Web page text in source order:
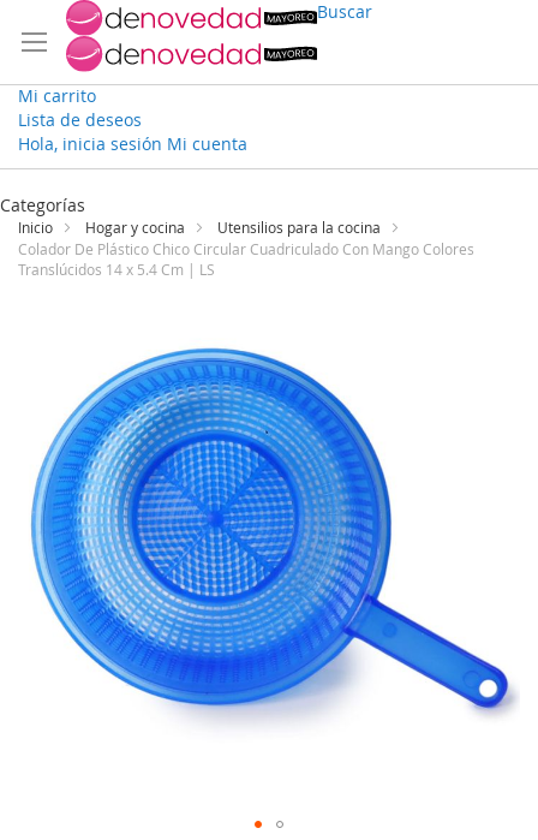
Buscar
Mi carrito
Lista de deseos
Hola, inicia sesión Mi cuenta
Ir
contenido
Categorías
Inicio Hogar y cocina
Utensilios para la cocina
Colador De Plástico Chico Circular Cuadriculado Con Mango Colores
Translúcidos 14 x 5.4 Cm | LS
galería
imágenes